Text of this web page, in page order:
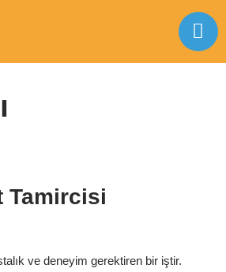
Tamircisi
ve deneyim gerektiren bir iştir.